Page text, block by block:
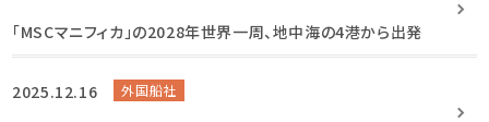
「MSCマニフィカ」の2028年世界一周、地中海の4港から出発
2025.12.16 外国船社